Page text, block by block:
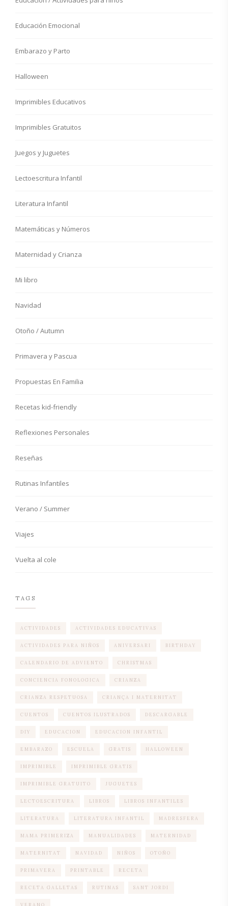
Educación Emocional
Embarazo y Parto
Halloween
Imprimibles Educativos
Imprimibles Gratuitos
Juegos y Juguetes
Lectoescritura Infantil
Literatura Infantil
Matemáticas y Números
Maternidad y Crianza
Mi libro
Navidad
Otoño / Autumn
Primavera y Pascua
Propuestas En Familia
Recetas kid-friendly
Reflexiones Personales
Reseñas
Rutinas Infantiles
Verano / Summer
Viajes
Vuelta al cole
TAGS
ACTIVIDADES ACTIVIDADES EDUCATIVAS
ACTIVIDADES PARA NIÑOS ANIVERSARI BIRTHDAY
CALENDARIO DE ADVIENTO CHRISTMAS
CONCIENCIA FONOLOGICA CRIANZA
CRIANZA RESPETUOSA CRIANÇA I MATERNITAT
CUENTOS CUENTOS ILUSTRADOS DESCARGABLE
DIY EDUCACION EDUCACION INFANTIL
EMBARAZO ESCUELA GRATIS HALLOWEEN
IMPRIMIBLE IMPRIMIBLE GRATIS
IMPRIMIBLE GRATUITO JUGUETES
LECTOESCRITURA LIBROS LIBROS INFANTILES
LITERATURA LITERATURA INFANTIL MADRESFERA
MAMA PRIMERIZA MANUALIDADES MATERNIDAD
MATERNITAT NAVIDAD NIÑOS OTOÑO
PRIMAVERA PRINTABLE RECETA
RECETA GALLETAS RUTINAS SANT JORDI
VERANO